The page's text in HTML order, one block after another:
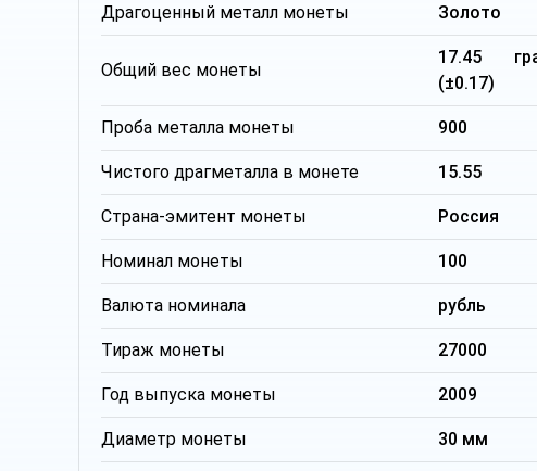
Драгоценный металл монеты Золото
Общий вес монеты
17.45
(±0.17)
Проба металла монеты 900
Чистого драгметалла в монете 15.55
Страна-эмитент монеты Россия
Номинал монеты 100
Валюта номинала рубль
Тираж монеты 27000
Год выпуска монеты 2009
Диаметр монеты 30 мм